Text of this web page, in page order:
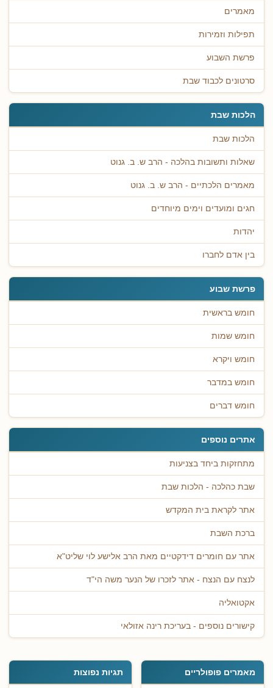
מאמרים
תפילות וזמירות
פרשת השבוע
סרטונים לכבוד שבת
הלכות שבת
הלכות שבת
שאלות ותשובות בהלכה - הרב ש. ב. גנוט
מאמרים הלכתיים - הרב ש. ב. גנוט
חגים ומועדים וימים מיוחדים
יהדות
בין אדם לחברו
פרשת שבוע
חומש בראשית
חומש שמות
חומש ויקרא
חומש במדבר
חומש דברים
אתרים נוספים
מתחזקות ביחד בצניעות
שבת כהלכה - הלכות שבת
אתר לקראת בית המקדש
ברכת השבת
אתר עם חומרים דידקטיים מאת הרב אלישע לוי שליט"א
לנצח עם הנצח - אתר לזכרו של הנער משה הי"ד
אקטואליה
קישורים נוספים - בעריכת רינה אזולאי
מאמרים פופולריים תגיות נפוצות